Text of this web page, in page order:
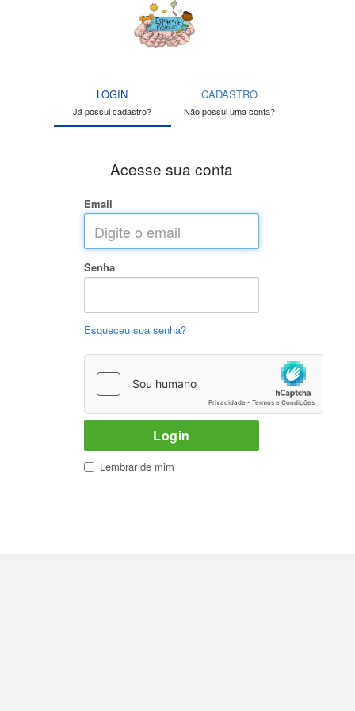
LOGIN
Já possui cadastro?
CADASTRO
Não possui uma conta?
Acesse sua conta
Email
Senha
Esqueceu sua senha?
Lembrar de mim